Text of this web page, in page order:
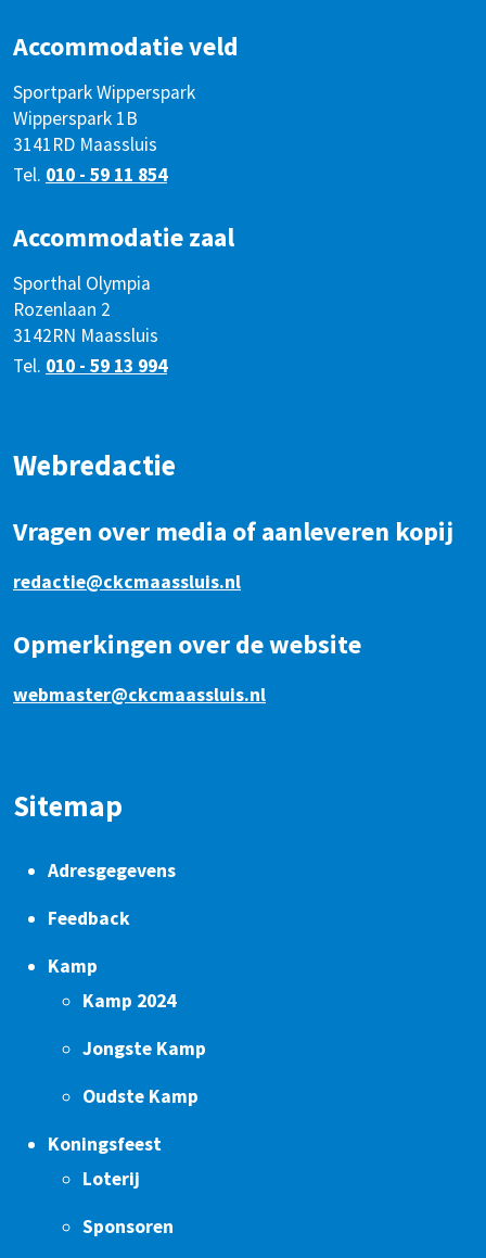
Accommodatie veld
Sportpark Wipperspark
Wipperspark 1B
3141RD Maassluis
Tel. 010 - 59 11 854
Accommodatie zaal
Sporthal Olympia
Rozenlaan 2
3142RN Maassluis
Tel. 010 - 59 13 994
Webredactie
Vragen over media of aanleveren kopij
redactie@ckcmaassluis.nl
Opmerkingen over de website
webmaster@ckcmaassluis.nl
Sitemap
Adresgegevens
Feedback
Kamp
Kamp 2024
Jongste Kamp
Oudste Kamp
Koningsfeest
Loterij
Sponsoren